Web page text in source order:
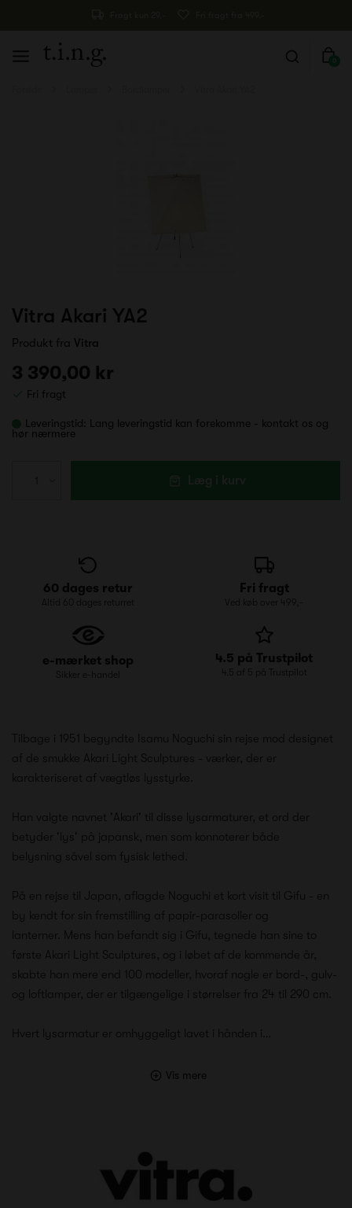
0
Vitra Akari YA2
Produkt fra Vitra
3 390,00 kr
Fri fragt
Leveringstid:
Lang leveringstid kan forekomme - kontakt os og
hør nærmere
Læg i kurv
60 dages retur
Altid 60 dages returret
Fri fragt
Ved køb over 499,-
e-mærket shop
Sikker e-handel
4.5 på Trustpilot
4.5 af 5 på Trustpilot
Tilbage i 1951 begyndte Isamu Noguchi sin rejse mod designet
af de smukke Akari Light Sculptures - værker, der er
karakteriseret af vægtløs lysstyrke.
Han valgte navnet 'Akari' til disse lysarmaturer, et ord der
betyder 'lys' på japansk, men som konnoterer både
belysning såvel som fysisk lethed.
På en rejse til Japan, aflagde Noguchi et kort visit til Gifu - en
by kendt for sin fremstilling af papir-parasoller og
lanterner. Mens han befandt sig i Gifu, tegnede han sine to
første Akari Light Sculptures, og i løbet af de kommende år,
skabte han mere end 100 modeller, hvoraf nogle er bord-, gulv-
og loftlamper, der er tilgængelige i størrelser fra 24 til 290 cm.
Hvert lysarmatur er omhyggeligt lavet i hånden i…
Vis mere